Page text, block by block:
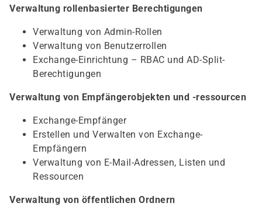
Verwaltung rollenbasierter Berechtigungen
Verwaltung von Admin-Rollen
Verwaltung von Benutzerrollen
Exchange-Einrichtung – RBAC und AD-Split-
Berechtigungen
Verwaltung von Empfängerobjekten und -ressourcen
Exchange-Empfänger
Erstellen und Verwalten von Exchange-
Empfängern
Verwaltung von E-Mail-Adressen, Listen und
Ressourcen
Verwaltung von öffentlichen Ordnern